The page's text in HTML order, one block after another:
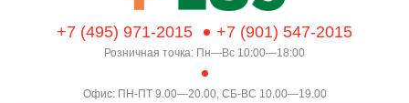
+7 (495) 971-2015 +7 (901) 547-2015
Розничная точка: Пн—Вс 10:00—18:00
Офис: ПН-ПТ 9.00—20.00, СБ-ВС 10.00—19.00